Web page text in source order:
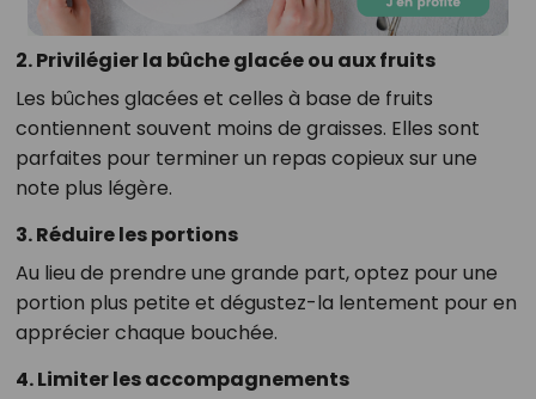
2. Privilégier la bûche glacée ou aux fruits
Les bûches glacées et celles à base de fruits
contiennent souvent moins de graisses. Elles sont
parfaites pour terminer un repas copieux sur une
note plus légère.
3. Réduire les portions
Au lieu de prendre une grande part, optez pour une
portion plus petite et dégustez-la lentement pour en
apprécier chaque bouchée.
4. Limiter les accompagnements